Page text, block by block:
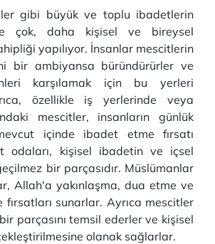
gibi büyük ve toplu ibadetlerin
çok, daha kişisel ve bireysel
yapılıyor. İnsanlar mescitlerin
bir ambiyansa büründürürler ve
karşılamak için bu yerleri
özellikle iş yerlerinde veya
mescitler, insanların günlük
içinde ibadet etme fırsatı
odaları, kişisel ibadetin ve içsel
bir parçasıdır. Müslümanlar
Allah'a yakınlaşma, dua etme ve
sunarlar. Ayrıca mescitler
parçasını temsil ederler ve kişisel
olanak sağlarlar.